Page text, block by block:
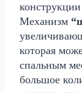
Механизм
которая
спальным
большое